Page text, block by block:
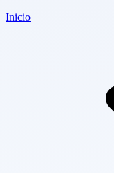
Inicio